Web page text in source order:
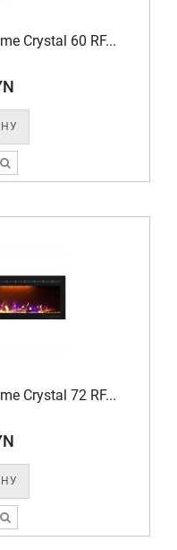
Crystal 60 RF...
Crystal 72 RF...